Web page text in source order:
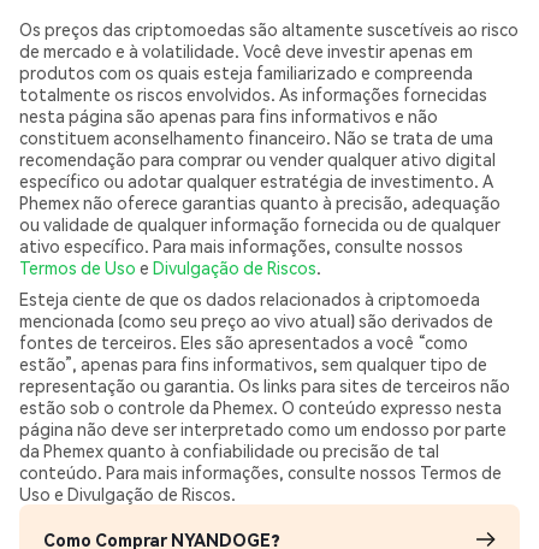
Os preços das criptomoedas são altamente suscetíveis ao risco
de mercado e à volatilidade. Você deve investir apenas em
produtos com os quais esteja familiarizado e compreenda
totalmente os riscos envolvidos. As informações fornecidas
nesta página são apenas para fins informativos e não
constituem aconselhamento financeiro. Não se trata de uma
recomendação para comprar ou vender qualquer ativo digital
específico ou adotar qualquer estratégia de investimento. A
Phemex não oferece garantias quanto à precisão, adequação
ou validade de qualquer informação fornecida ou de qualquer
ativo específico. Para mais informações, consulte nossos
Termos de Uso e Divulgação de Riscos.
Esteja ciente de que os dados relacionados à criptomoeda
mencionada (como seu preço ao vivo atual) são derivados de
fontes de terceiros. Eles são apresentados a você “como
estão”, apenas para fins informativos, sem qualquer tipo de
representação ou garantia. Os links para sites de terceiros não
estão sob o controle da Phemex. O conteúdo expresso nesta
página não deve ser interpretado como um endosso por parte
da Phemex quanto à confiabilidade ou precisão de tal
conteúdo. Para mais informações, consulte nossos Termos de
Uso e Divulgação de Riscos.
Como Comprar NYANDOGE?